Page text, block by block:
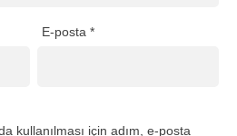
E-posta*
kullanılması için adım, e-posta